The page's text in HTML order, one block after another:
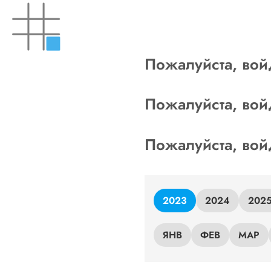
content
Пожалуйста,
Пожалуйста,
Пожалуйста,
2023 2024
ЯНВ ФЕВ МАР